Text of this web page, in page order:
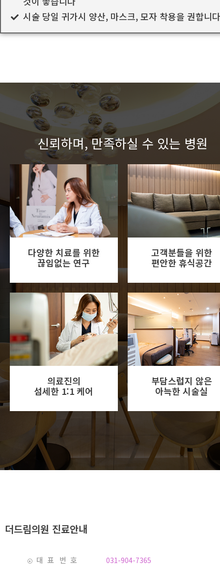
시술 당일 귀가시 양산, 마스크, 모자 착용을 권합니다
신뢰하며, 만족하실 수 있는 병원
다양한 치료를 위한
끊임없는 연구
고객분들을 위한
편안한 휴식공간
의료진의
섬세한 1:1 케어
부담스럽지 않은
아늑한 시술실
더드림의원 진료안내
대 표 번 호
031-904-7365